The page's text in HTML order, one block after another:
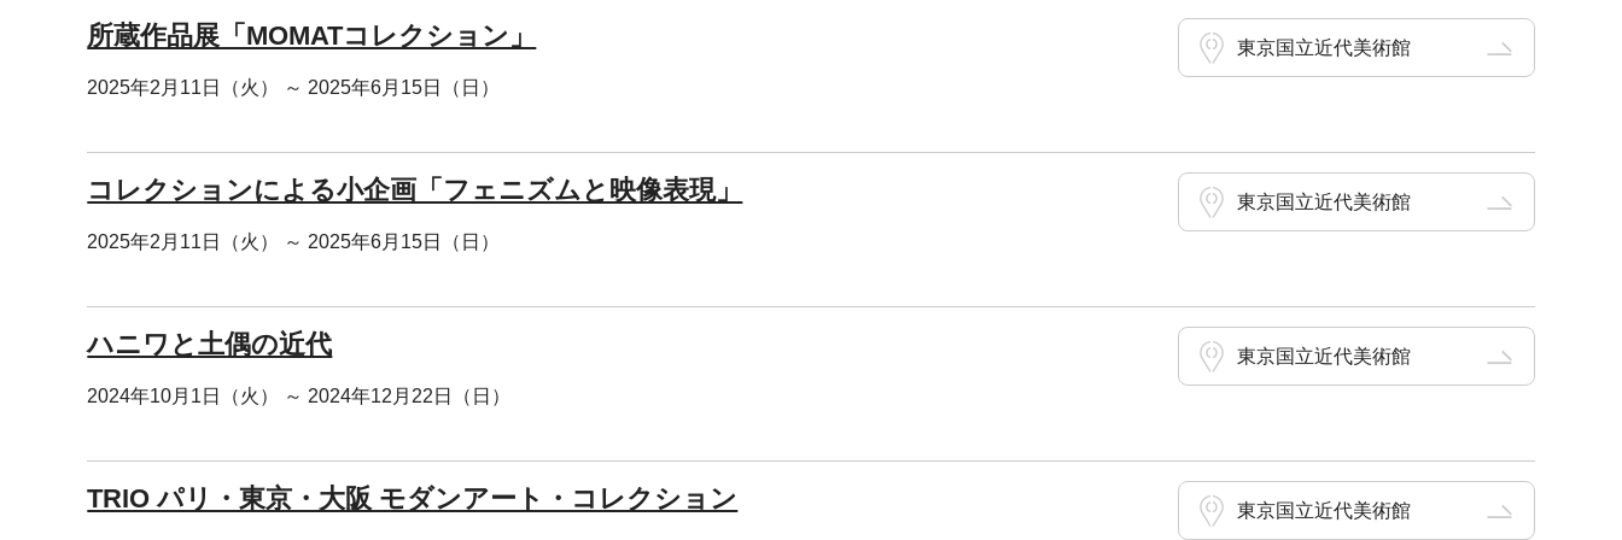
所蔵作品展「MOMATコレクション」
2025年2月11日（火） ～ 2025年6月15日（日）
東京国立近代美術館
コレクションによる小企画「フェニズムと映像表現」
2025年2月11日（火） ～ 2025年6月15日（日）
東京国立近代美術館
ハニワと土偶の近代
2024年10月1日（火） ～ 2024年12月22日（日）
東京国立近代美術館
TRIO パリ・東京・大阪 モダンアート・コレクション 東京国立近代美術館